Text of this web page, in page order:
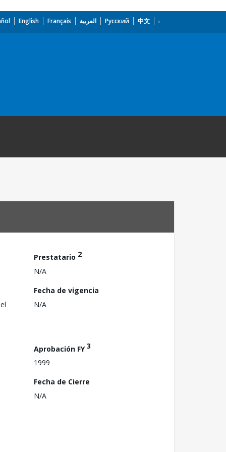
English Français العربية Русский 中文
Prestatario 2
N/A
Fecha de vigencia
N/A
Aprobación FY3
1999
Fecha de Cierre
N/A